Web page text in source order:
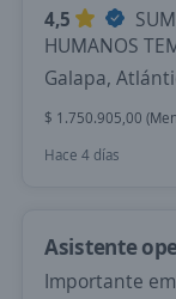
4,5
HUMANOS
Galapa,
$ 1.750.905,00
Hace 4 días
Asistente
Importante